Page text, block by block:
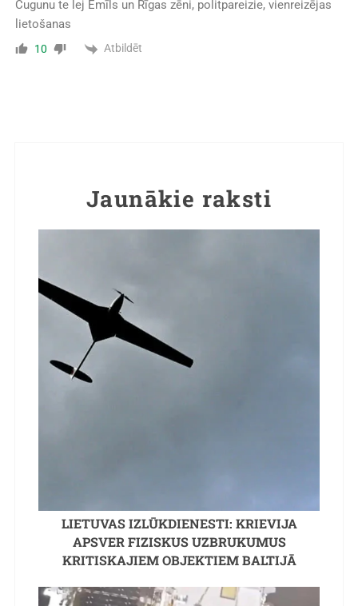
Čugunu te lej Emīls un Rīgas zēni, politpareizie, vienreizējas
lietošanas
10 Atbildēt
Jaunākie raksti
LIETUVAS IZLŪKDIENESTI: KRIEVIJA
APSVER FIZISKUS UZBRUKUMUS
KRITISKAJIEM OBJEKTIEM BALTIJĀ